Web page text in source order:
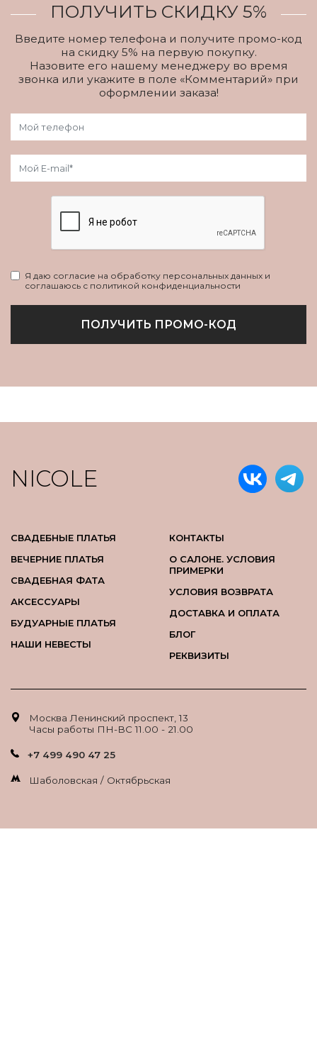
ПОЛУЧИТЬ СКИДКУ 5%
Введите номер телефона и получите промо-код
на скидку 5% на первую покупку.
Назовите его нашему менеджеру во время
звонка или укажите в поле «Комментарий» при
оформлении заказа!
Я даю согласие на обработку персональных данных и
соглашаюсь с политикой конфиденциальности
ПОЛУЧИТЬ ПРОМО-КОД
NICOLE
СВАДЕБНЫЕ ПЛАТЬЯ
ВЕЧЕРНИЕ ПЛАТЬЯ
СВАДЕБНАЯ ФАТА
АКСЕССУАРЫ
БУДУАРНЫЕ ПЛАТЬЯ
НАШИ НЕВЕСТЫ
КОНТАКТЫ
О САЛОНЕ. УСЛОВИЯ
ПРИМЕРКИ
УСЛОВИЯ ВОЗВРАТА
ДОСТАВКА И ОПЛАТА
БЛОГ
РЕКВИЗИТЫ
Москва Ленинский проспект, 13
Часы работы ПН-ВС 11.00 - 21.00
+7 499 490 47 25
Шаболовская / Октябрьская